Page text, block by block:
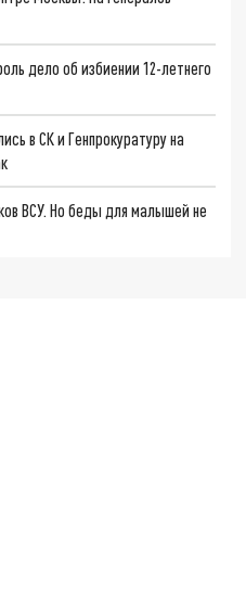
дело об избиении 12-летнего
в СК и Генпрокуратуру на
ВСУ. Но беды для малышей не